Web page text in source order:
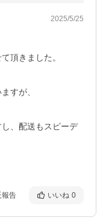
2025/5/25
頂きました。
すが、
、配送もスピーデ
報告 いいね 0